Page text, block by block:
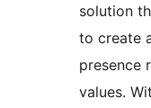
solution
to create
presence
values.